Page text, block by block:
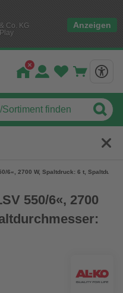
Co. KG
Anzeigen
6«, 2700 W, Spaltdruck: 6 t,
550/6«, 2700